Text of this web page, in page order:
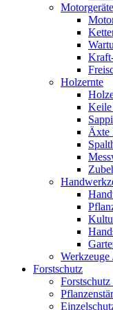
Holzernte
Keile
Äxte
Werkzeuge
Forstschutz
Forstschutz